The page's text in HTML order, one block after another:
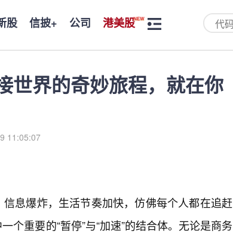
股 信披+ 公司 港美股
世界的奇妙旅程，就在你
11:05:07
息爆炸，生活节奏加快，仿佛每个人都在追赶
个重要的“暂停”与“加速”的结合体。无论是商务